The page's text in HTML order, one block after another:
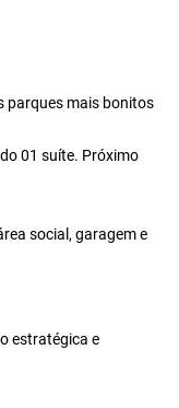
parques mais bonitos
01 suíte. Próximo
social, garagem e
estratégica e